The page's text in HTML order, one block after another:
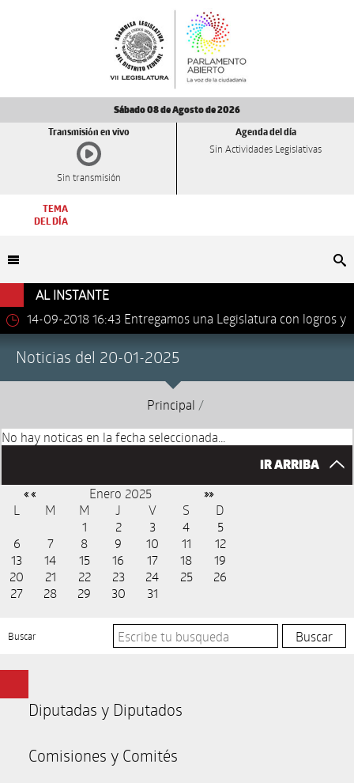
Sábado 08 de Agosto de 2026
Transmisión en vivo
Sin transmisión
Agenda del día
Sin Actividades Legislativas
TEMA
DEL DÍA
AL INSTANTE
14-09-2018 16:43 Entregamos una Legislatura con logros y
Noticias del 20-01-2025
Principal /
No hay noticas en la fecha seleccionada...
IR ARRIBA
« « Enero 2025 »»
L M M J V S
D
1
2 3 4
5
6
7 8 9 10 11
12
13
14 15 16 17 18
19
20
21 22 23 24 25
26
27
28 29 30 31
Buscar
Diputadas y Diputados
Comisiones y Comités